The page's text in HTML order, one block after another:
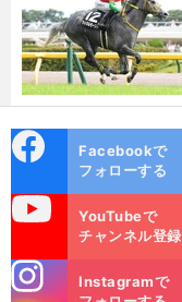
ok
Facebookで
フォローする
YouTubeで
チャンネル登録
m
Instagramで